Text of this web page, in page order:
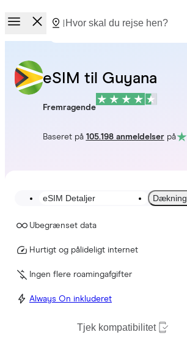
eSIM til Guyana
Fremragende
Baseret på 105.198 anmeldelserpå
eSIM Detaljer Dækning
Ubegrænset data
Hurtigt og pålideligt internet
Ingen flere roamingafgifter
Always On inkluderet
Tjek kompatibilitet